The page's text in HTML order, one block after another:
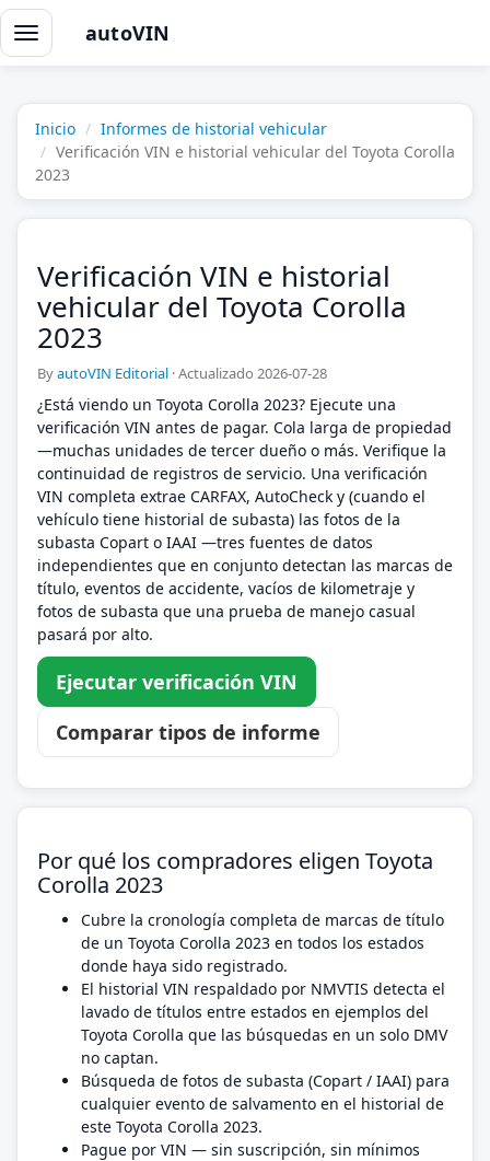
Alternar
navegación
autoVIN
Inicio
Informes de historial vehicular
Verificación VIN e historial vehicular del Toyota Corolla
2023
Verificación VIN e historial
vehicular del Toyota Corolla
2023
ByautoVIN Editorial ·Actualizado 2026-07-28
¿Está viendo un Toyota Corolla 2023? Ejecute una
verificación VIN antes de pagar. Cola larga de propiedad
—muchas unidades de tercer dueño o más. Verifique la
continuidad de registros de servicio. Una verificación
VIN completa extrae CARFAX, AutoCheck y (cuando el
vehículo tiene historial de subasta) las fotos de la
subasta Copart o IAAI —tres fuentes de datos
independientes que en conjunto detectan las marcas de
título, eventos de accidente, vacíos de kilometraje y
fotos de subasta que una prueba de manejo casual
pasará por alto.
Ejecutar verificación VIN
Comparar tipos de informe
Por qué los compradores eligen Toyota
Corolla 2023
Cubre la cronología completa de marcas de título
de un Toyota Corolla 2023 en todos los estados
donde haya sido registrado.
El historial VIN respaldado por NMVTIS detecta el
lavado de títulos entre estados en ejemplos del
Toyota Corolla que las búsquedas en un solo DMV
no captan.
Búsqueda de fotos de subasta (Copart / IAAI) para
cualquier evento de salvamento en el historial de
este Toyota Corolla 2023.
Pague por VIN — sin suscripción, sin mínimos